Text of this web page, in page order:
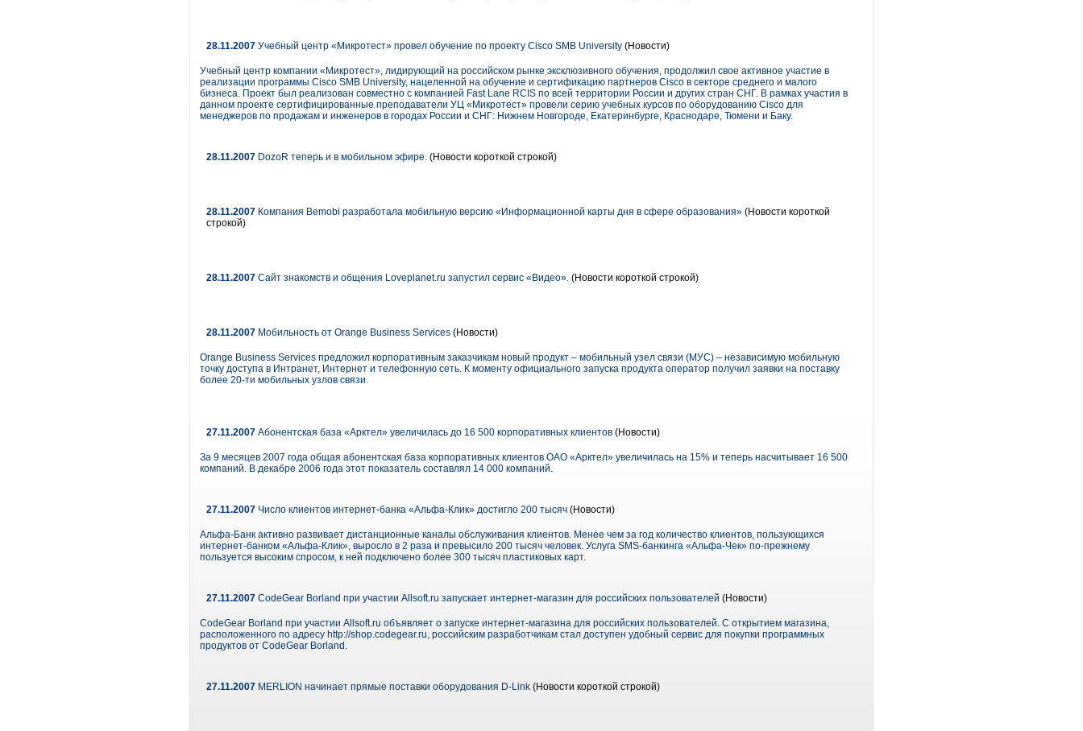
28.11.2007 Учебный центр «Микротест» провел обучение по проекту Cisco SMB University (Новости)
Учебный центр компании «Микротест», лидирующий на российском рынке эксклюзивного обучения, продолжил свое активное участие в
реализации программы Cisco SMB University, нацеленной на обучение и сертификацию партнеров Cisco в секторе среднего и малого
бизнеса. Проект был реализован совместно с компанией Fast Lane RCIS по всей территории России и других стран СНГ. В рамках участия в
данном проекте сертифицированные преподаватели УЦ «Микротест» провели серию учебных курсов по оборудованию Cisco для
менеджеров по продажам и инженеров в городах России и СНГ: Нижнем Новгороде, Екатеринбурге, Краснодаре, Тюмени и Баку.
28.11.2007 DozoR теперь и в мобильном эфире. (Новости короткой строкой)
28.11.2007 Компания Bemobi разработала мобильную версию «Информационной карты дня в сфере образования» (Новости короткой
строкой)
28.11.2007 Сайт знакомств и общения Loveplanet.ru запустил сервис «Видео». (Новости короткой строкой)
28.11.2007 Мобильность от Orange Business Services (Новости)
Orange Business Services предложил корпоративным заказчикам новый продукт – мобильный узел связи (МУС) – независимую мобильную
точку доступа в Интранет, Интернет и телефонную сеть. К моменту официального запуска продукта оператор получил заявки на поставку
более 20-ти мобильных узлов связи.
27.11.2007 Абонентская база «Арктел» увеличилась до 16 500 корпоративных клиентов (Новости)
За 9 месяцев 2007 года общая абонентская база корпоративных клиентов ОАО «Арктел» увеличилась на 15% и теперь насчитывает 16 500
компаний. В декабре 2006 года этот показатель составлял 14 000 компаний.
27.11.2007 Число клиентов интернет-банка «Альфа-Клик» достигло 200 тысяч (Новости)
Альфа-Банк активно развивает дистанционные каналы обслуживания клиентов. Менее чем за год количество клиентов, пользующихся
интернет-банком «Альфа-Клик», выросло в 2 раза и превысило 200 тысяч человек. Услуга SMS-банкинга «Альфа-Чек» по-прежнему
пользуется высоким спросом, к ней подключено более 300 тысяч пластиковых карт.
27.11.2007 CodeGear Borland при участии Allsoft.ru запускает интернет-магазин для российских пользователей (Новости)
CodeGear Borland при участии Allsoft.ru объявляет о запуске интернет-магазина для российских пользователей. С открытием магазина,
расположенного по адресу http://shop.codegear.ru, российским разработчикам стал доступен удобный сервис для покупки программных
продуктов от CodeGear Borland.
27.11.2007 MERLION начинает прямые поставки оборудования D-Link (Новости короткой строкой)